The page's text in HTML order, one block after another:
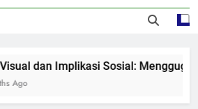
dan Implikasi Sosial:
Ago